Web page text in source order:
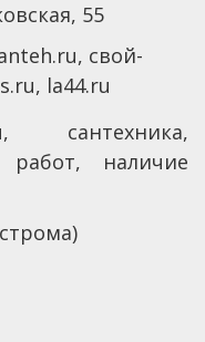
55
свой-
la44.ru
сантехника,
работ, наличие